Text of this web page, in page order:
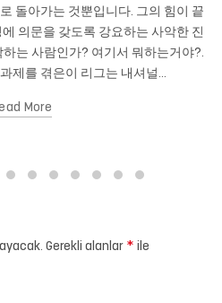
돌아가는 것뿐입니다. 그의 힘이 끝
의문을 갖도록 강요하는 사악한 진
는 사람인가? 여기서 뭐하는거야?.
제를 겪은이 리그는 내셔널...
More
Gerekli alanlar * ile